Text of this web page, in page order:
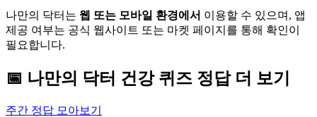
나만의 닥터는 웹 또는 모바일 환경에서 이용할 수 있으며, 앱
제공 여부는 공식 웹사이트 또는 마켓 페이지를 통해 확인이
필요합니다.
📅 나만의 닥터 건강 퀴즈 정답 더 보기
주간 정답 모아보기